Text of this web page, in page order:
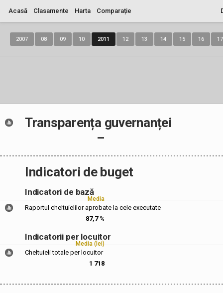
Acasă Clasamente Harta Comparație
2007 08 09 10 2011 12 13 14 15 16 17
Transparența guvernanței
–
Indicatori de buget
Indicatori de bază
Media
Raportul cheltuielilor aprobate la cele executate
87,7 %
Indicatorii per locuitor
Media (lei)
Cheltuieli totale per locuitor
1 718